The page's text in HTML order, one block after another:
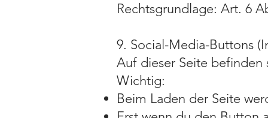
Rechtsgrundlage: Art. 6
9. Social-Media-Buttons
Auf dieser Seite
Wichtig:
Beim Laden der Seite